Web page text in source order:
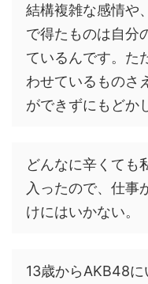
結構複雑な感情や
で得たものは自分
ているんです。た
わせているものさ
ができずにもどか
どんなに辛くても
入ったので、仕事
けにはいかない。
13歳からAKB48に